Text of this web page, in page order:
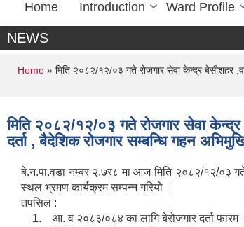
Home Introduction Ward Profile
NEWS
You are here
Home » मिति २०८२/१२/०३ गते रोजगार सेवा केन्द्र बेसीशहर
मिति २०८२/१२/०३ गते रोजगार सेवा
दर्ता , बैदेशिक रोजगार सम्बन्धि गहन
बे.न.पा.वडा नम्बर २,७र८ मा आज मिति २०८२/१२/०३
स्थल भ्रमण कार्यक्रम सम्पन्न गरियो ।
तपसिल :
1. आ. व २०८३/०८४ का लागि बेरोजगार दर्ता फारम